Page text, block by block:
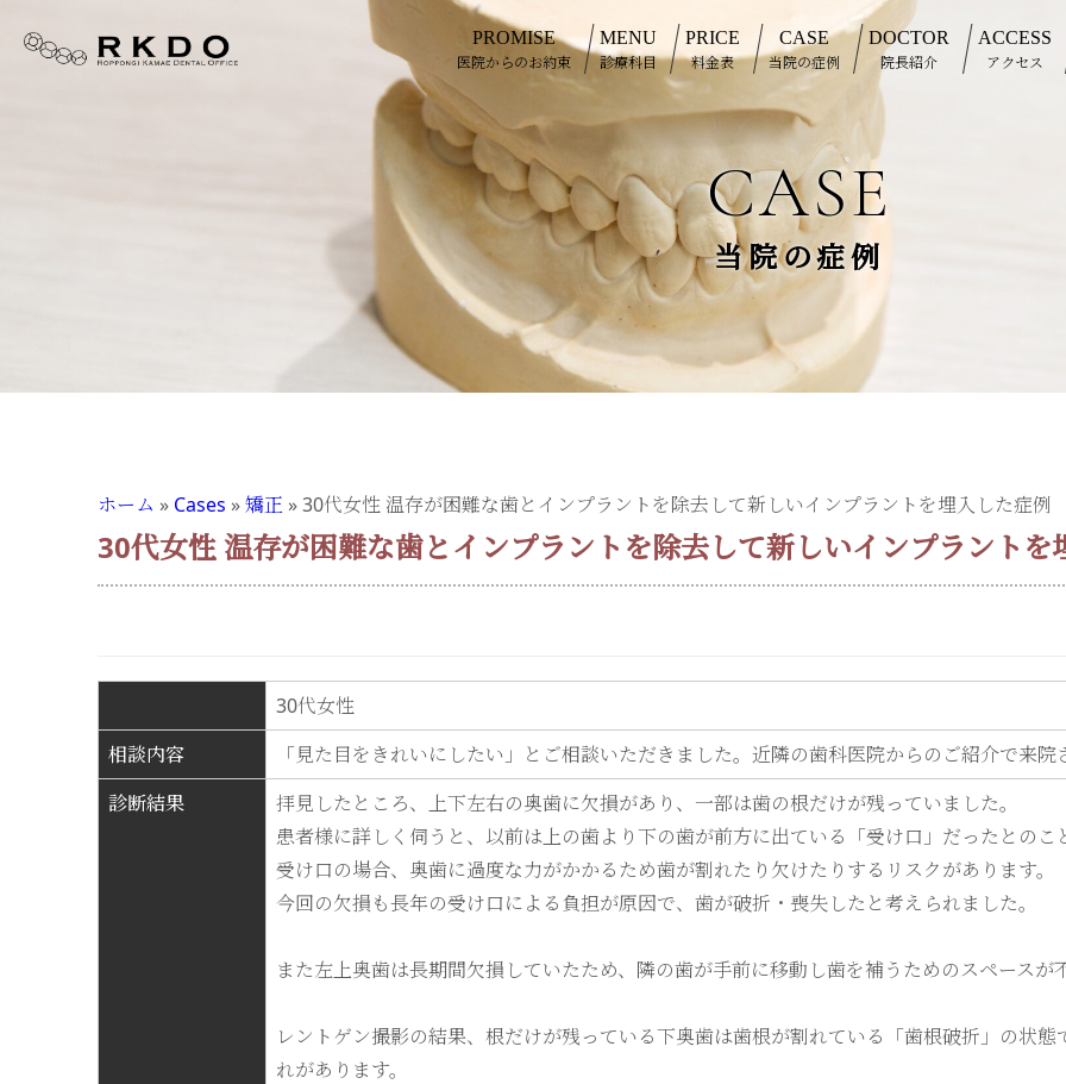
PROMISE
医院からのお約束
MENU
診療科目
PRICE
料金表
CASE
当院の症例
DOCTOR
院長紹介
ACCESS
アクセス
CASE
当院の症例
ホーム » Cases »矯正 »30代女性 温存が困難な歯とインプラントを除去して新しいインプラントを埋入した症例
30代女性 温存が困難な歯とインプラントを除去して新しいインプラントを
30代女性
相談内容
「見た目をきれいにしたい」とご相談いただきました。近隣の歯科医院からのご紹介で来院
診断結果
拝見したところ、上下左右の奥歯に欠損があり、一部は歯の根だけが残っていました。
患者様に詳しく伺うと、以前は上の歯より下の歯が前方に出ている「受け口」だったとの
受け口の場合、奥歯に過度な力がかかるため歯が割れたり欠けたりするリスクがあります。
今回の欠損も長年の受け口による負担が原因で、歯が破折・喪失したと考えられました。
また左上奥歯は長期間欠損していたため、隣の歯が手前に移動し歯を補うためのスペースが
レントゲン撮影の結果、根だけが残っている下奥歯は歯根が割れている「歯根破折」の状
れがあります。